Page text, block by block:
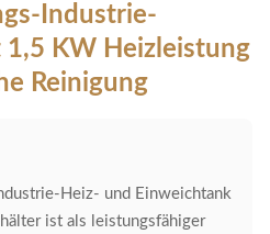
Industrie-
1,5 KW Heizleistung
Reinigung
Heiz- und Einweichtank
ist als leistungsfähiger